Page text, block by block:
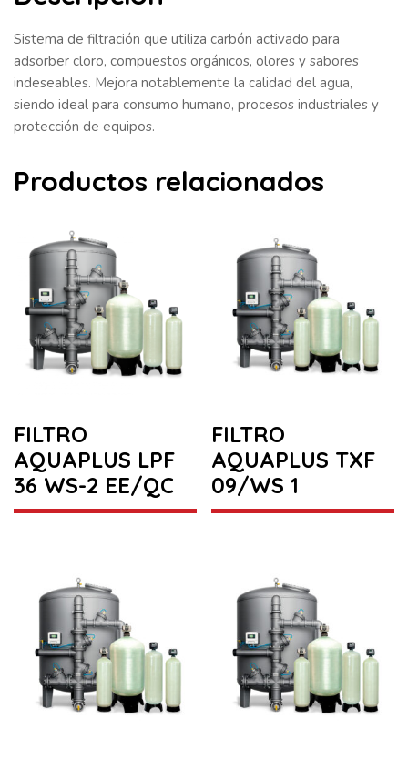
Sistema de filtración que utiliza carbón activado para
adsorber cloro, compuestos orgánicos, olores y sabores
indeseables. Mejora notablemente la calidad del agua,
siendo ideal para consumo humano, procesos industriales y
protección de equipos.
Productos relacionados
FILTRO
AQUAPLUS LPF
36 WS-2 EE/QC
FILTRO
AQUAPLUS TXF
09/WS 1